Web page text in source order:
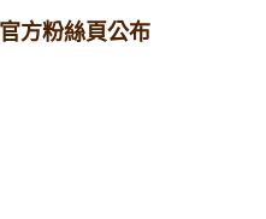
方粉絲頁公布